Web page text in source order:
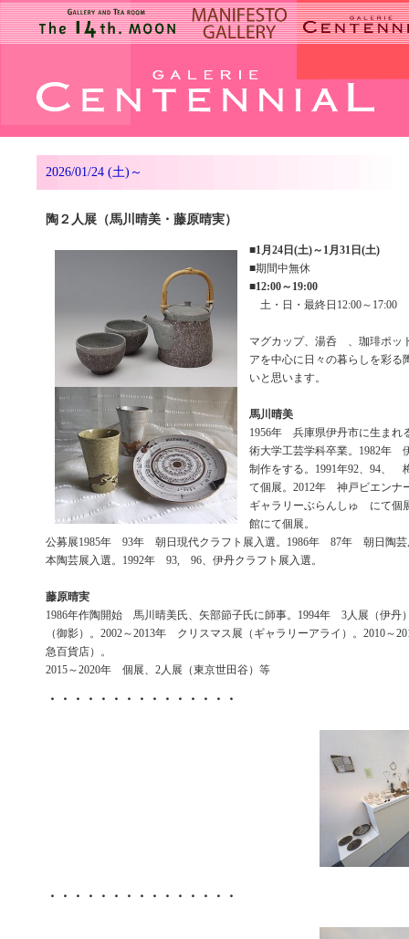
2026/01/24 (土)～
陶２人展（馬川晴美・藤原晴実）
■1月24日(土)～1月31日(土)
■期間中無休
■12:00～19:00
土・日・最終日12:00～17:00
マグカップ、湯呑 、珈琲ポッ
アを中心に日々の暮らしを彩る
いと思います。
馬川晴美
1956年 兵庫県伊丹市に生まれ
術大学工芸学科卒業。1982年
制作をする。1991年92、94、
て個展。2012年 神戸ビエン
ギャラリーぶらんしゅ にて個
館にて個展。
公募展1985年 93年 朝日現代クラフト展入選。1986年 87年 朝日陶
本陶芸展入選。1992年 93, 96、伊丹クラフト展入選。
藤原晴実
1986年作陶開始 馬川晴美氏、矢部節子氏に師事。1994年 3人展（伊丹
（御影）。2002～2013年 クリスマス展（ギャラリーアライ）。2010～
急百貨店）。
2015～2020年 個展、2人展（東京世田谷）等
・・・・・・・・・・・・・・・
・・・・・・・・・・・・・・・